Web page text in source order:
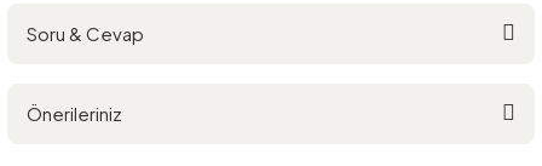
Soru & Cevap
Önerileriniz